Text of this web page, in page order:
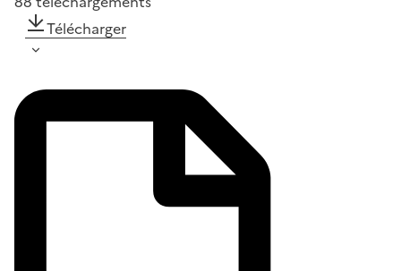
Télécharger